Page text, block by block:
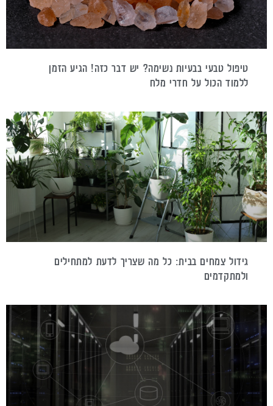
טיפול טבעי בבעיות נשימה? יש דבר כזה! הגיע הזמן
ללמוד הכול על חדרי מלח
גידול צמחים בבית: כל מה שצריך לדעת למתחילים
ולמתקדמים